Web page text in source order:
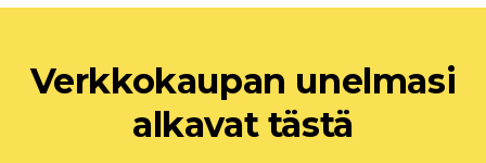
Verkkokaupan unelmasi
alkavat tästä